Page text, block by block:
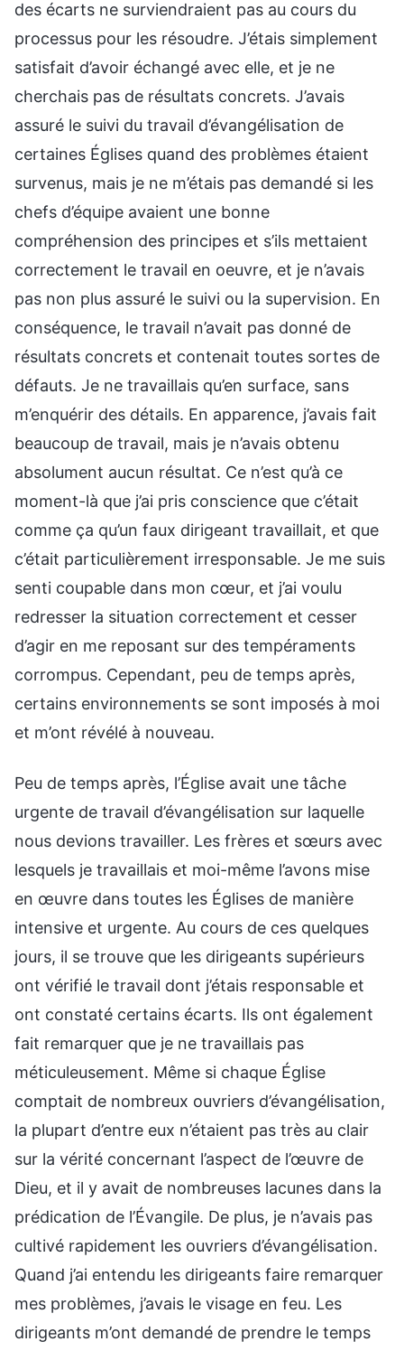
des écarts ne surviendraient pas au cours du
processus pour les résoudre. J’étais simplement
satisfait d’avoir échangé avec elle, et je ne
cherchais pas de résultats concrets. J’avais
assuré le suivi du travail d’évangélisation de
certaines Églises quand des problèmes étaient
survenus, mais je ne m’étais pas demandé si les
chefs d’équipe avaient une bonne
compréhension des principes et s’ils mettaient
correctement le travail en oeuvre, et je n’avais
pas non plus assuré le suivi ou la supervision. En
conséquence, le travail n’avait pas donné de
résultats concrets et contenait toutes sortes de
défauts. Je ne travaillais qu’en surface, sans
m’enquérir des détails. En apparence, j’avais fait
beaucoup de travail, mais je n’avais obtenu
absolument aucun résultat. Ce n’est qu’à ce
moment-là que j’ai pris conscience que c’était
comme ça qu’un faux dirigeant travaillait, et que
c’était particulièrement irresponsable. Je me suis
senti coupable dans mon cœur, et j’ai voulu
redresser la situation correctement et cesser
d’agir en me reposant sur des tempéraments
corrompus. Cependant, peu de temps après,
certains environnements se sont imposés à moi
et m’ont révélé à nouveau.
Peu de temps après, l’Église avait une tâche
urgente de travail d’évangélisation sur laquelle
nous devions travailler. Les frères et sœurs avec
lesquels je travaillais et moi-même l’avons mise
en œuvre dans toutes les Églises de manière
intensive et urgente. Au cours de ces quelques
jours, il se trouve que les dirigeants supérieurs
ont vérifié le travail dont j’étais responsable et
ont constaté certains écarts. Ils ont également
fait remarquer que je ne travaillais pas
méticuleusement. Même si chaque Église
comptait de nombreux ouvriers d’évangélisation,
la plupart d’entre eux n’étaient pas très au clair
sur la vérité concernant l’aspect de l’œuvre de
Dieu, et il y avait de nombreuses lacunes dans la
prédication de l’Évangile. De plus, je n’avais pas
cultivé rapidement les ouvriers d’évangélisation.
Quand j’ai entendu les dirigeants faire remarquer
mes problèmes, j’avais le visage en feu. Les
dirigeants m’ont demandé de prendre le temps